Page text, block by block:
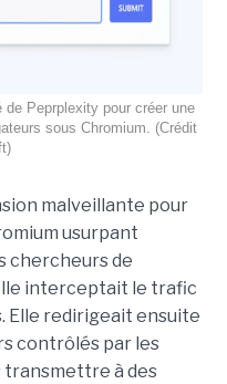
Peprplexity pour créer une
sous Chromium. (Crédit
malveillante pour
usurpant
chercheurs de
interceptait le trafic
Elle redirigeait ensuite
contrôlés par les
transmettre à des